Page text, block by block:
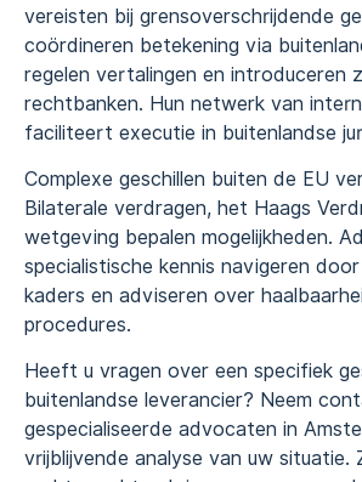
vereisten bij grensoverschrijdende
coördineren betekening via
regelen vertalingen en introduceren
rechtbanken. Hun netwerk van
faciliteert executie in buitenlandse
Complexe geschillen buiten de EU
Bilaterale verdragen, het Haags
wetgeving bepalen mogelijkheden.
specialistische kennis navigeren
kaders en adviseren over
procedures.
Heeft u vragen over een specifiek
buitenlandse leverancier? Neem
gespecialiseerde advocaten in
vrijblijvende analyse van uw situatie.